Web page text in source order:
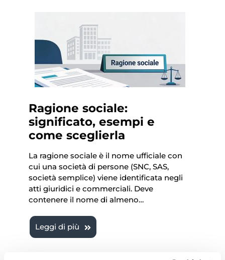
Ragione sociale:
significato, esempi e
come sceglierla
La ragione sociale è il nome ufficiale con
cui una società di persone (SNC, SAS,
società semplice) viene identificata negli
atti giuridici e commerciali. Deve
contenere il nome di almeno…
Leggi di più